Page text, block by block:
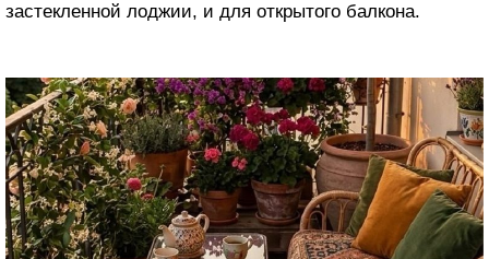
застекленной лоджии, и для открытого балкона.